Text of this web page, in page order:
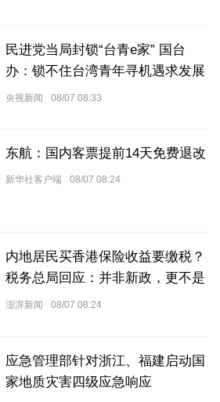
民进党当局封锁“台青e家” 国台
办：锁不住台湾青年寻机遇求发展
的心
央视新闻 08/07 08:33
东航：国内客票提前14天免费退改
新华社客户端 08/07 08:24
内地居民买香港保险收益要缴税？
税务总局回应：并非新政，更不是
专门针对香港保险市场，无需过度
澎湃新闻 08/07 08:24
应急管理部针对浙江、福建启动国
家地质灾害四级应急响应